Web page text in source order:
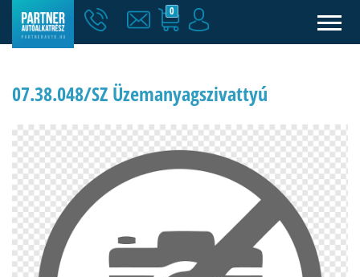
0
07.38.048/SZ Üzemanyagszivattyú